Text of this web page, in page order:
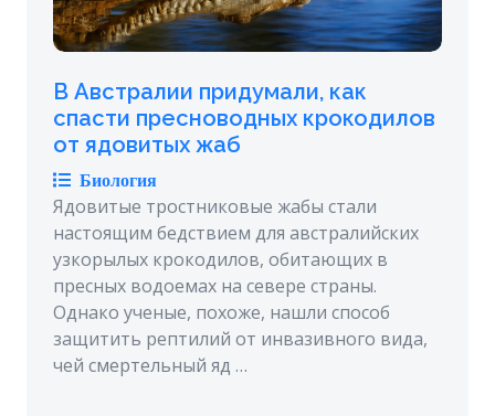
В Австралии придумали, как
спасти пресноводных крокодилов
от ядовитых жаб
Биология
Ядовитые тростниковые жабы стали
настоящим бедствием для австралийских
узкорылых крокодилов, обитающих в
пресных водоемах на севере страны.
Однако ученые, похоже, нашли способ
защитить рептилий от инвазивного вида,
чей смертельный яд …